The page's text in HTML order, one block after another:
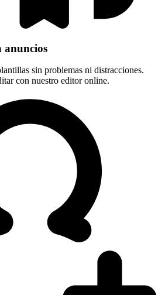
anuncios
sin problemas ni distracciones.
con nuestro editor online.